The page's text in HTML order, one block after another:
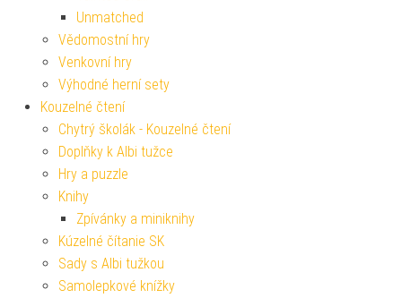
Unmatched
Vědomostní hry
Venkovní hry
Výhodné herní sety
Kouzelné čtení
Chytrý školák - Kouzelné čtení
Doplňky k Albi tužce
Hry a puzzle
Knihy
Zpívánky a miniknihy
Kúzelné čítanie SK
Sady s Albi tužkou
Samolepkové knížky